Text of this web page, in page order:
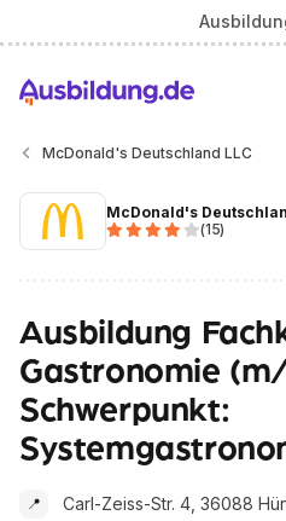
McDonald's Deutschland LLC
McDonald's
(15)
Ausbildung
Gastronomie
Schwerpunkt:
📍 Carl-Zeiss-Str. 4, 36088